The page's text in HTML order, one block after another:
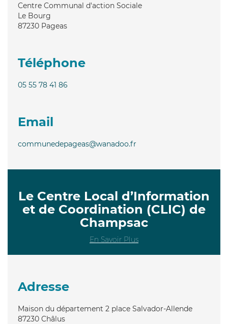
Centre Communal d'action Sociale
Le Bourg
87230 Pageas
Téléphone
05 55 78 41 86
Email
communedepageas@wanadoo.fr
Le Centre Local d’Information
et de Coordination (CLIC) de
Champsac
En Savoir Plus
Adresse
Maison du département 2 place Salvador-Allende
87230 Châlus